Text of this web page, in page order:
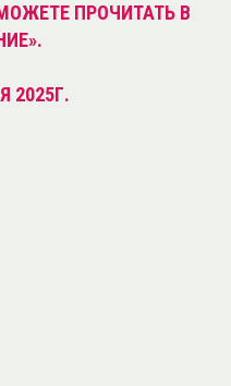
ПРОЧИТАТЬ В
2025Г.